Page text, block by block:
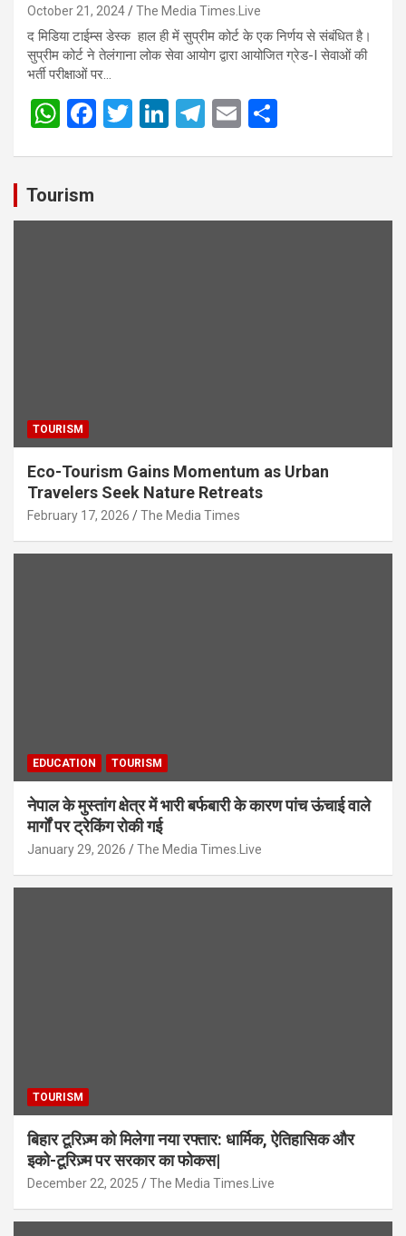
October 21, 2024 The Media Times.Live
द मिडिया टाईम्स डेस्क हाल ही में सुप्रीम कोर्ट के एक निर्णय से संबंधित है।
सुप्रीम कोर्ट ने तेलंगाना लोक सेवा आयोग द्वारा आयोजित ग्रेड-I सेवाओं की
भर्ती परीक्षाओं पर…
W
s
A
F
o
T
Li
n
T
a
E
Tourism
TOURISM
Eco-Tourism Gains Momentum as Urban
Travelers Seek Nature Retreats
February 17, 2026 The Media Times
EDUCATION TOURISM
नेपाल के मुस्तांग क्षेत्र में भारी बर्फबारी के कारण पांच ऊंचाई वाले
मार्गों पर ट्रेकिंग रोकी गई
January 29, 2026 The Media Times.Live
TOURISM
बिहार टूरिज़्म को मिलेगा नया रफ्तार: धार्मिक, ऐतिहासिक और
इको-टूरिज़्म पर सरकार का फोकस|
December 22, 2025 The Media Times.Live